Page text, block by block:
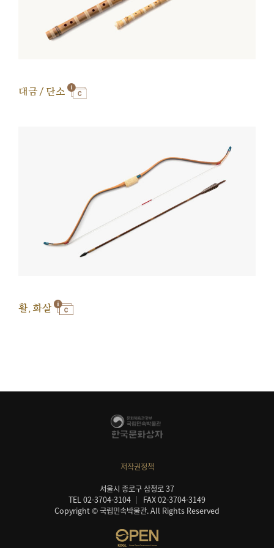
대금 / 단소
활, 화살
저작권정책
서울시 종로구 삼청로 37
TEL 02-3704-3104
FAX 02-3704-3149
Copyright © 국립민속박물관. All Rights Reserved